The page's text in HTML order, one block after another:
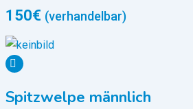
150€ (verhandelbar)
Spitzwelpe männlich